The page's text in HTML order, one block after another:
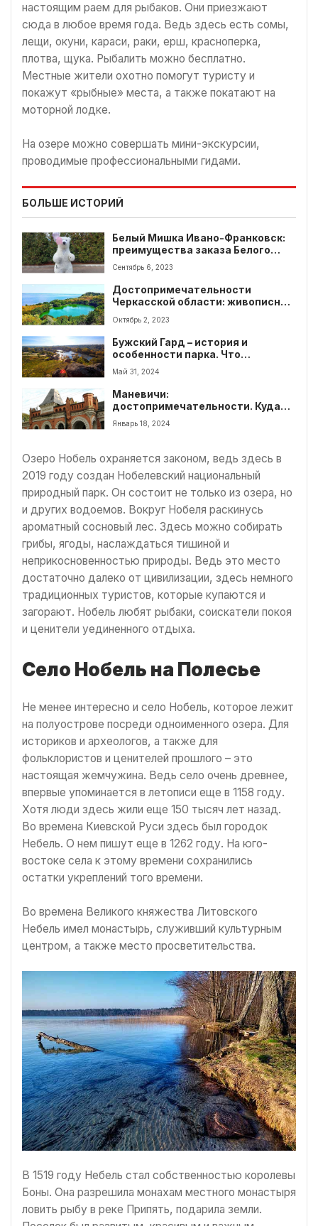
настоящим раем для рыбаков. Они приезжают
сюда в любое время года. Ведь здесь есть сомы,
лещи, окуни, караси, раки, ерш, красноперка,
плотва, щука. Рыбалить можно бесплатно.
Местные жители охотно помогут туристу и
покажут «рыбные» места, а также покатают на
моторной лодке.
На озере можно совершать мини-экскурсии,
проводимые профессиональными гидами.
БОЛЬШЕ ИСТОРИЙ
Белый Мишка Ивано-Франковск:
преимущества заказа Белого
Мешки на праздник
Сентябрь 6, 2023
Достопримечательности
Черкасской области: живописные
парки, исторические
достопримечательности, музеи.
Куда пойти и на что посмотреть?
Октябрь 2, 2023
Бужский Гард – история и
особенности парка. Что
интересного посмотреть?
Май 31, 2024
Маневичи:
достопримечательности. Куда
пойти туристу в Маневичах?
Январь 18, 2024
Озеро Нобель охраняется законом, ведь здесь в
2019 году создан Нобелевский национальный
природный парк. Он состоит не только из озера, но
и других водоемов. Вокруг Нобеля раскинусь
ароматный сосновый лес. Здесь можно собирать
грибы, ягоды, наслаждаться тишиной и
неприкосновенностью природы. Ведь это место
достаточно далеко от цивилизации, здесь немного
традиционных туристов, которые купаются и
загорают. Нобель любят рыбаки, соискатели покоя
и ценители уединенного отдыха.
Село Нобель на Полесье
Не менее интересно и село Нобель, которое лежит
на полуострове посреди одноименного озера. Для
историков и археологов, а также для
фольклористов и ценителей прошлого – это
настоящая жемчужина. Ведь село очень древнее,
впервые упоминается в летописи еще в 1158 году.
Хотя люди здесь жили еще 150 тысяч лет назад.
Во времена Киевской Руси здесь был городок
Небель. О нем пишут еще в 1262 году. На юго-
востоке села к этому времени сохранились
остатки укреплений того времени.
Во времена Великого княжества Литовского
Небель имел монастырь, служивший культурным
центром, а также место просветительства.
В 1519 году Небель стал собственностью королевы
Боны. Она разрешила монахам местного монастыря
ловить рыбу в реке Припять, подарила земли.